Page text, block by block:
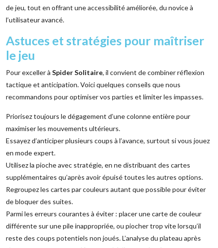
de jeu, tout en offrant une accessibilité améliorée, du novice à
l’utilisateur avancé.
Astuces et stratégies pour maîtriser
le jeu
Pour exceller à Spider Solitaire, il convient de combiner réflexion
tactique et anticipation. Voici quelques conseils que nous
recommandons pour optimiser vos parties et limiter les impasses.
Priorisez toujours le dégagement d’une colonne entière pour
maximiser les mouvements ultérieurs.
Essayez d’anticiper plusieurs coups à l’avance, surtout si vous jouez
en mode expert.
Utilisez la pioche avec stratégie, en ne distribuant des cartes
supplémentaires qu’après avoir épuisé toutes les autres options.
Regroupez les cartes par couleurs autant que possible pour éviter
de bloquer des suites.
Parmi les erreurs courantes à éviter : placer une carte de couleur
différente sur une pile inappropriée, ou piocher trop vite lorsqu’il
reste des coups potentiels non joués. L’analyse du plateau après